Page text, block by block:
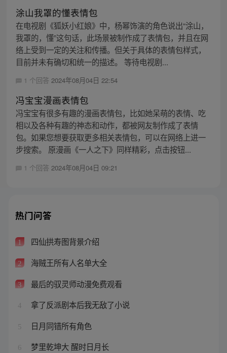
涂山我罩的懂表情包
在电视剧《狐妖小红娘》中，杨幂饰演的角色说出“涂山，
我罩的，懂”这句话，此场景被制作成了表情包，并且在网
络上受到一定的关注和传播。但关于具体的表情包样式，
目前并未有确切和统一的描述。 等待电视剧...
1 个回答 2024年08月04日 22:54
冯宝宝漫画表情包
冯宝宝有很多有趣的漫画表情包，比如她呆萌的表情、吃
相以及各种有趣的神态和动作，都被网友制作成了表情
包。如果您想要获取更多相关表情包，可以在网络上进一
步搜索。 原漫画《一人之下》同样精彩，点击按钮...
1 个回答 2024年08月04日 09:21
热门问答
1 四仙拱寿图背景介绍
2 海贼王所有人名单大全
3 最后的驭灵师动漫免费观看
4 拿了反派剧本后我无敌了小说
5 日月同错所有角色
6 梦里乾坤大 醒时日月长